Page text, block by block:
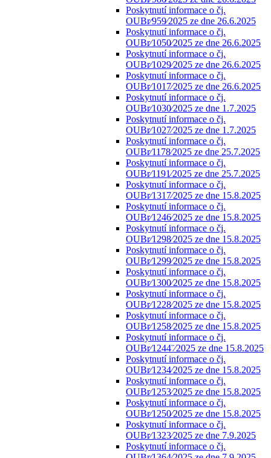
Poskytnutí informace o čj.
OUBr⁄959⁄2025 ze dne 26.6.2025
Poskytnutí informace o čj.
OUBr⁄1050⁄2025 ze dne 26.6.2025
Poskytnutí informace o čj.
OUBr⁄1029⁄2025 ze dne 26.6.2025
Poskytnutí informace o čj.
OUBr⁄1017⁄2025 ze dne 26.6.2025
Poskytnutí informace o čj.
OUBr⁄1030⁄2025 ze dne 1.7.2025
Poskytnutí informace o čj.
OUBr⁄1027⁄2025 ze dne 1.7.2025
Poskytnutí informace o čj.
OUBr⁄1178⁄2025 ze dne 25.7.2025
Poskytnutí informace o čj.
OUBr⁄1191⁄2025 ze dne 25.7.2025
Poskytnutí informace o čj.
OUBr⁄1317⁄2025 ze dne 15.8.2025
Poskytnutí informace o čj.
OUBr⁄1246⁄2025 ze dne 15.8.2025
Poskytnutí informace o čj.
OUBr⁄1298⁄2025 ze dne 15.8.2025
Poskytnutí informace o čj.
OUBr⁄1299⁄2025 ze dne 15.8.2025
Poskytnutí informace o čj.
OUBr⁄1300⁄2025 ze dne 15.8.2025
Poskytnutí informace o čj.
OUBr⁄1228⁄2025 ze dne 15.8.2025
Poskytnutí informace o čj.
OUBr⁄1258⁄2025 ze dne 15.8.2025
Poskytnutí informace o čj.
OUBr⁄1244¨⁄2025 ze dne 15.8.2025
Poskytnutí informace o čj.
OUBr⁄1234⁄2025 ze dne 15.8.2025
Poskytnutí informace o čj.
OUBr⁄1253⁄2025 ze dne 15.8.2025
Poskytnutí informace o čj.
OUBr⁄1250⁄2025 ze dne 15.8.2025
Poskytnutí informace o čj.
OUBr⁄1323⁄2025 ze dne 7.9.2025
Poskytnutí informace o čj.